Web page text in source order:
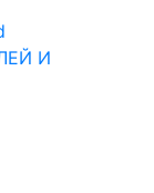
И